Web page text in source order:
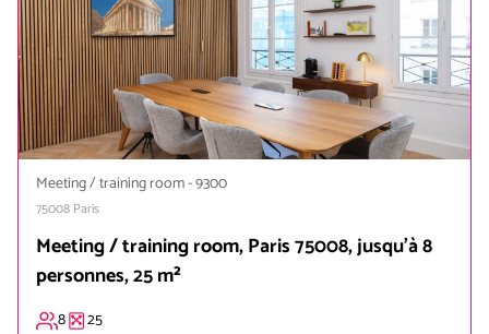
Meeting / training room-9300
75008 Paris
Meeting / training room, Paris 75008, jusqu'à 8
personnes, 25 m²
8 25